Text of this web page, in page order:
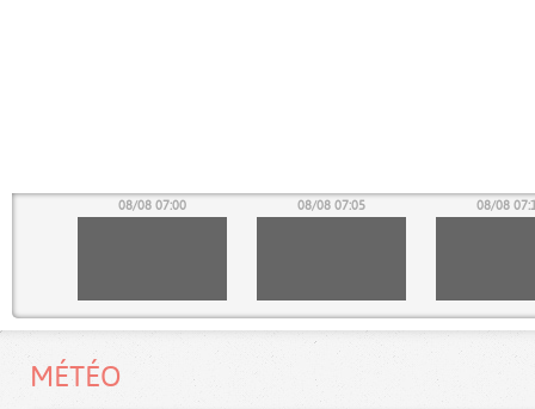
08/08 07:00 08/08 07:05 08/08
MÉTÉO